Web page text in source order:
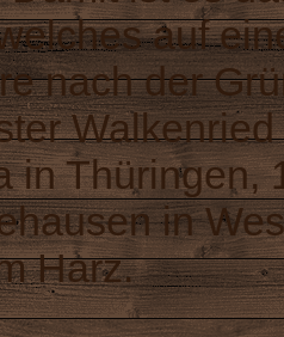
auf
nach der
in Thüringen,
in
Harz.